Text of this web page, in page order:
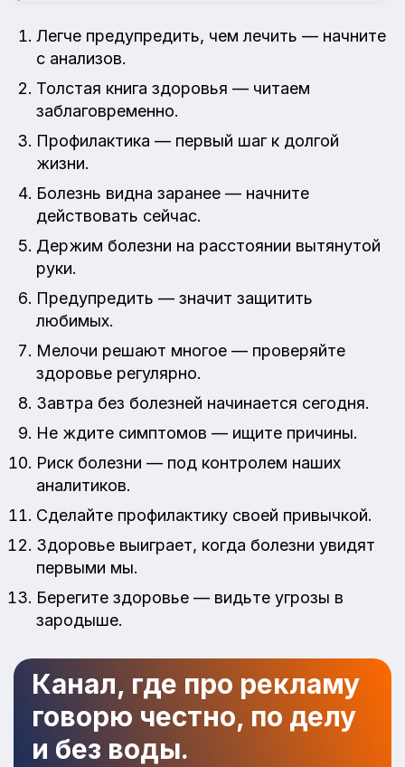
Легче предупредить, чем лечить — начните
с анализов.
Толстая книга здоровья — читаем
заблаговременно.
Профилактика — первый шаг к долгой
жизни.
Болезнь видна заранее — начните
действовать сейчас.
Держим болезни на расстоянии вытянутой
руки.
Предупредить — значит защитить
любимых.
Мелочи решают многое — проверяйте
здоровье регулярно.
Завтра без болезней начинается сегодня.
Не ждите симптомов — ищите причины.
Риск болезни — под контролем наших
аналитиков.
Сделайте профилактику своей привычкой.
Здоровье выиграет, когда болезни увидят
первыми мы.
Берегите здоровье — видьте угрозы в
зародыше.
Канал, где про рекламу
говорю честно, по делу
и без воды.